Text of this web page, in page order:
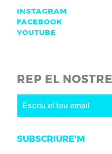
INSTAGRAM
FACEBOOK
YOUTUBE
REP EL
SUBSCRIURE'M